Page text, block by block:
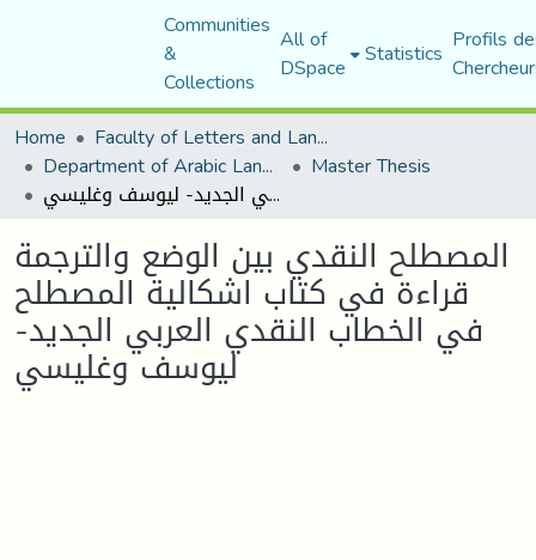
Communities
&
Collections
All of
DSpace Statistics Profils
Home
Faculty of Letters and Languages
Department of Arabic Language and Literature Master Thesis
المصطلح النقدي بين الوضع والترجمة قراءة في كتاب اشكالية المصطلح في الخطاب النقدي العربي الجديد- ليوسف وغليسي
المصطلح النقدي بين الوضع والترجمة
قراءة في كتاب اشكالية المصطلح
في الخطاب النقدي العربي الجديد-
ليوسف وغليسي